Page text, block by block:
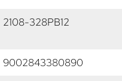
2108-328PB12
9002843380890